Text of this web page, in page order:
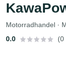
0.0
(0